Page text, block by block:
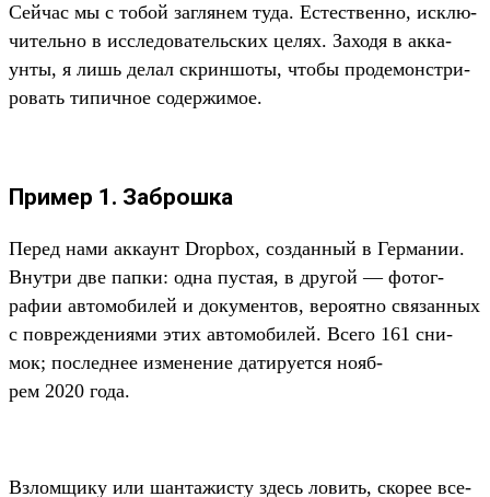
Сей­час мы с тобой заг­лянем туда. Естес­твен­но, исклю­
читель­но в иссле­дова­тель­ских целях. Заходя в акка­
унты, я лишь делал скрин­шоты, что­бы про­демонс­три­
ровать типич­ное содер­жимое.
Пример 1. Заброшка
Пе­ред нами акка­унт Dropbox, соз­данный в Гер­мании.
Внут­ри две пап­ки: одна пус­тая, в дру­гой — фотог­
рафии авто­моби­лей и докумен­тов, веро­ятно свя­зан­ных
с пов­режде­ниями этих авто­моби­лей. Все­го 161 сни­
мок; пос­леднее изме­нение датиру­ется нояб­
рем 2020 года.
Взлом­щику или шан­тажис­ту здесь ловить, ско­рее все­